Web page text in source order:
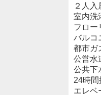
２人入
室内洗
フロー
バルコ
都市ガ
公営水
公共下
24時間
エレベ